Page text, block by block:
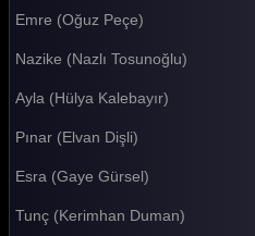
Emre (Oğuz Peçe)
Nazike (Nazlı Tosunoğlu)
Ayla (Hülya Kalebayır)
Pınar (Elvan Dişli)
Esra (Gaye Gürsel)
Tunç (Kerimhan Duman)